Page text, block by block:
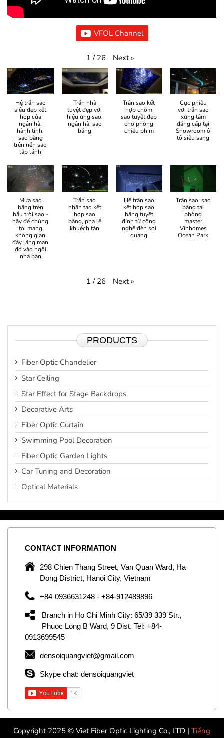
VFOL Channel
1 / 26 Next »
Hệ trần sao
siêu đẹp kết
hợp của
ngân hà,
hành tinh,
sao băng
trên nền sao
lấp lánh
Trần nhà
tuyệt đẹp với
hiệu ứng sao,
ngân hà, sao
băng
Trần sao kết
hợp chòm
sao tuyệt đẹp
cho phòng
chiếu phim
Cực phiêu
với trần sao
xứng tầm
đẳng cấp tại
Showroom ô
tô siêu sang
Mưa sao
băng trên
bầu trời sao -
hãy để chúng
tôi mang
không gian
đầy lãng mạn
đó vào ngôi
nhà bạn
Trần sao
nhân tạo kết
hợp sao
băng, pha lê
khuếch tán
Hệ trần sao
kết hợp sao
băng tuyệt
đỉnh từ công
nghệ đèn sợi
quang
Trần sao, sao
băng tại
phòng
master
Vinhomes
Ocean Park
1 / 26 Next »
PRODUCTS
Fiber Optic Chandelier
Star Ceiling
Star Effect for Stage Backdrops
Decorative Arts
Fiber Optic Curtain
Swimming Pool Decoration
Fiber Optic Garden Lights
Car Tuning and Decoration
Optical Materials
CONTACT INFORMATION
298 Chien Thang Street, Van Quan Ward, Ha
Dong District, Hanoi City, Vietnam
+84-0936631248 - +84-912489896
Branch in Ho Chi Minh City: 65/39 339 Str.,
Phuoc Long B Ward, 9 Dist. Tel: +84-
0913699545
densoiquangviet@gmail.com
Skype chat: densoiquangviet
Copyright 2025 © Viet Fiber Optic Lighting Co., LTD | Tiếng